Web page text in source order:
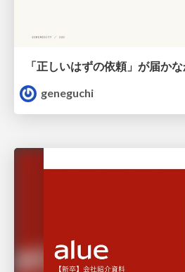
「正しいはずの依頼」が届か
geneguchi